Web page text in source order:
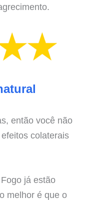
então você não
colaterais
já estão
melhor é que o